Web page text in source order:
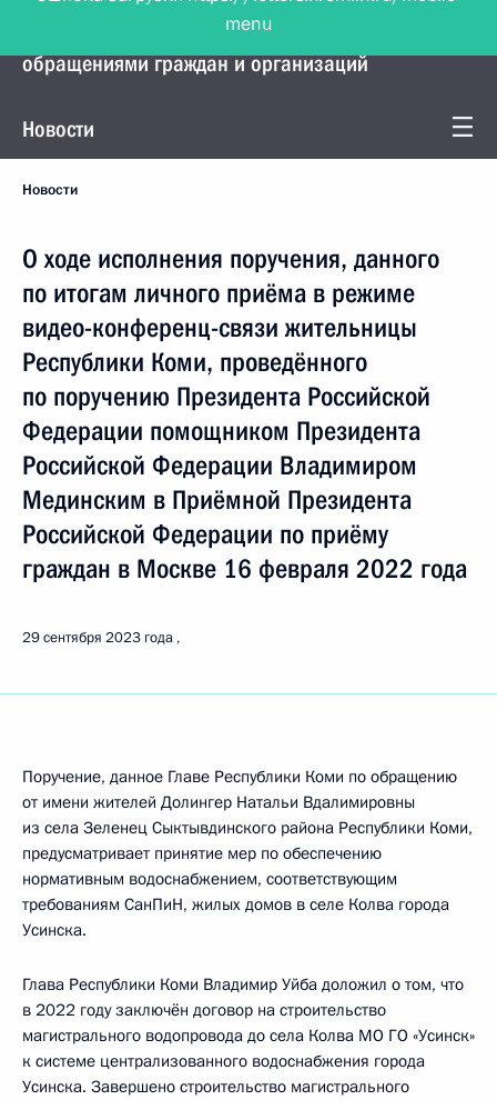
Управление Президента по работе с
обращениями граждан и организаций
Новости
Новости
О ходе исполнения поручения, данного
по итогам личного приёма в режиме
видео-конференц-связи жительницы
Республики Коми, проведённого
по поручению Президента Российской
Федерации помощником Президента
Российской Федерации Владимиром
Мединским в Приёмной Президента
Российской Федерации по приёму
граждан в Москве 16 февраля 2022 года
29 сентября 2023 года
Поручение, данное Главе Республики Коми по обращению
от имени жителей Долингер Натальи Вдалимировны
из села Зеленец Сыктывдинского района Республики Коми,
предусматривает принятие мер по обеспечению
нормативным водоснабжением, соответствующим
требованиям СанПиН, жилых домов в селе Колва города
Усинска.
Глава Республики Коми Владимир Уйба доложил о том, что
в 2022 году заключён договор на строительство
магистрального водопровода до села Колва МО ГО «Усинск»
к системе централизованного водоснабжения города
Усинска. Завершено строительство магистрального
menu